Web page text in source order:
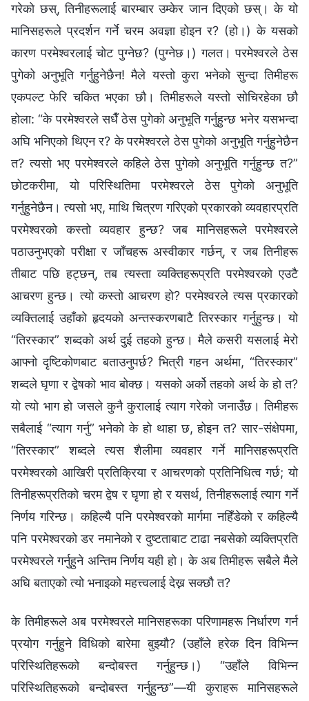
गरेको छस्, तिनीहरूलाई बारम्बार उम्केर जान दिएको छस्। के यो
मानिसहरूले प्रदर्शन गर्ने चरम अवज्ञा होइन र? (हो।) के यसको
कारण परमेश्‍वरलाई चोट पुग्‍नेछ? (पुग्‍नेछ।) गलत। परमेश्‍वरले ठेस
पुगेको अनुभूति गर्नुहुनेछैन! मैले यस्तो कुरा भनेको सुन्दा तिमीहरू
एकपल्ट फेरि चकित भएका छौ। तिमीहरूले यस्तो सोचिरहेका छौ
होला: “के परमेश्‍वरले सधैँ ठेस पुगेको अनुभूति गर्नुहुन्छ भनेर यसभन्दा
अघि भनिएको थिएन र? के परमेश्‍वरले ठेस पुगेको अनुभूति गर्नुहुनेछैन
त? त्यसो भए परमेश्‍वरले कहिले ठेस पुगेको अनुभूति गर्नुहुन्छ त?”
छोटकरीमा, यो परिस्थितिमा परमेश्‍वरले ठेस पुगेको अनुभूति
गर्नुहुनेछैन। त्यसो भए, माथि चित्रण गरिएको प्रकारको व्यवहारप्रति
परमेश्‍वरको कस्तो व्यवहार हुन्छ? जब मानिसहरूले परमेश्‍वरले
पठाउनुभएको परीक्षा र जाँचहरू अस्वीकार गर्छन्, र जब तिनीहरू
तीबाट पछि हट्छन्, तब त्यस्ता व्यक्तिहरूप्रति परमेश्‍वरको एउटै
आचरण हुन्छ। त्यो कस्तो आचरण हो? परमेश्‍वरले त्यस प्रकारको
व्यक्तिलाई उहाँको हृदयको अन्तस्करणबाटै तिरस्कार गर्नुहुन्छ। यो
“तिरस्कार” शब्दको अर्थ दुई तहको हुन्छ। मैले कसरी यसलाई मेरो
आफ्नो दृष्टिकोणबाट बताउनुपर्छ? भित्री गहन अर्थमा, “तिरस्कार”
शब्दले घृणा र द्वेषको भाव बोक्छ। यसको अर्को तहको अर्थ के हो त?
यो त्यो भाग हो जसले कुनै कुरालाई त्याग गरेको जनाउँछ। तिमीहरू
सबैलाई “त्याग गर्नु” भनेको के हो थाहा छ, होइन त? सार-संक्षेपमा,
“तिरस्कार” शब्दले त्यस शैलीमा व्यवहार गर्ने मानिसहरूप्रति
परमेश्‍वरको आखिरी प्रतिक्रिया र आचरणको प्रतिनिधित्व गर्छ; यो
तिनीहरूप्रतिको चरम द्वेष र घृणा हो र यसर्थ, तिनीहरूलाई त्याग गर्ने
निर्णय गरिन्छ। कहिल्यै पनि परमेश्‍वरको मार्गमा नहिँडेको र कहिल्यै
पनि परमेश्‍वरको डर नमानेको र दुष्टताबाट टाढा नबसेको व्यक्तिप्रति
परमेश्‍वरले गर्नुहुने अन्तिम निर्णय यही हो। के अब तिमीहरू सबैले मैले
अघि बताएको त्यो भनाइको महत्त्वलाई देख्न सक्छौ त?
के तिमीहरूले अब परमेश्‍वरले मानिसहरूका परिणामहरू निर्धारण गर्न
प्रयोग गर्नुहुने विधिको बारेमा बुझ्यौ? (उहाँले हरेक दिन विभिन्न
परिस्थितिहरूको बन्दोबस्त गर्नुहुन्छ।) “उहाँले विभिन्न
परिस्थितिहरूको बन्दोबस्त गर्नुहुन्छ”—यी कुराहरू मानिसहरूले